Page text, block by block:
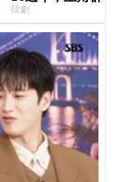
錄製特別節目
韓劇